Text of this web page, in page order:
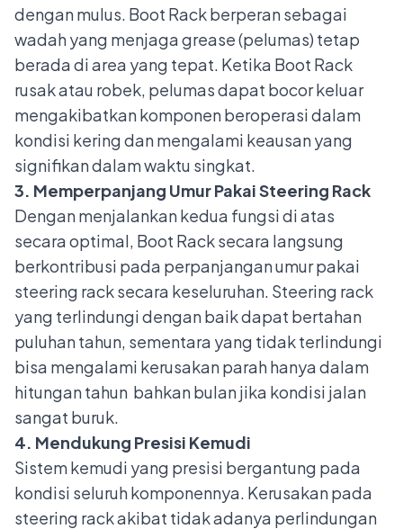
dengan mulus. Boot Rack berperan sebagai
wadah yang menjaga grease (pelumas) tetap
berada di area yang tepat. Ketika Boot Rack
rusak atau robek, pelumas dapat bocor keluar
mengakibatkan komponen beroperasi dalam
kondisi kering dan mengalami keausan yang
signifikan dalam waktu singkat.
3. Memperpanjang Umur Pakai Steering Rack
Dengan menjalankan kedua fungsi di atas
secara optimal, Boot Rack secara langsung
berkontribusi pada perpanjangan umur pakai
steering rack secara keseluruhan. Steering rack
yang terlindungi dengan baik dapat bertahan
puluhan tahun, sementara yang tidak terlindungi
bisa mengalami kerusakan parah hanya dalam
hitungan tahun bahkan bulan jika kondisi jalan
sangat buruk.
4. Mendukung Presisi Kemudi
Sistem kemudi yang presisi bergantung pada
kondisi seluruh komponennya. Kerusakan pada
steering rack akibat tidak adanya perlindungan